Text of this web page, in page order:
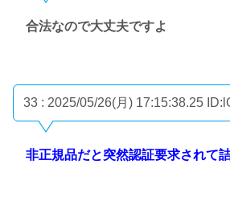
合法なので大丈夫ですよ
33 : 2025/05/26(月) 17:15:38.25
非正規品だと突然認証要求されて